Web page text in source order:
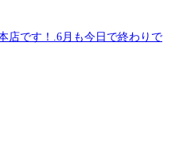
店です！.6月も今日で終わりで